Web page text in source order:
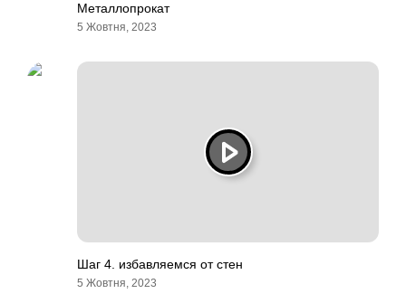
Металлопрокат
5 Жовтня, 2023
Шаг 4. избавляемся от стен
5 Жовтня, 2023